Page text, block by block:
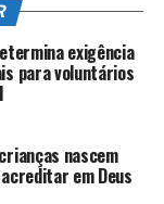
exigência
para voluntários
nascem
em Deus